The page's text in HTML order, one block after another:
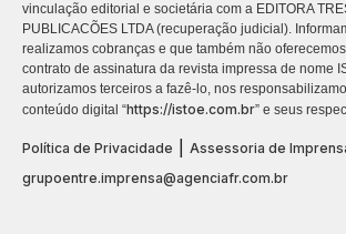
vinculação editorial e societária com a EDITORA
PUBLICACÕES LTDA (recuperação judicial).
realizamos cobranças e que também não
contrato de assinatura da revista impressa de nome
autorizamos terceiros a fazê-lo, nos
conteúdo digital “https://istoe.com.br” e seus
Política de Privacidade
Assessoria de
grupoentre.imprensa@agenciafr.com.br